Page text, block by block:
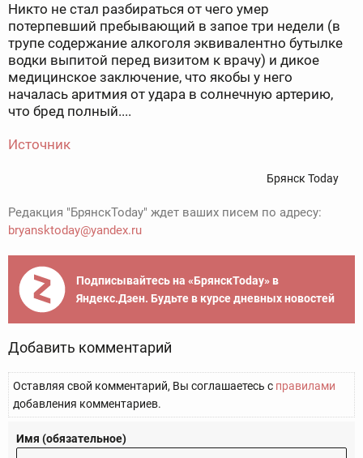
Никто не стал разбираться от чего умер
потерпевший пребывающий в запое три недели (в
трупе содержание алкоголя эквивалентно бутылке
водки выпитой перед визитом к врачу) и дикое
медицинское заключение, что якобы у него
началась аритмия от удара в солнечную артерию,
что бред полный....
Источник
Брянск Today
Редакция "БрянскToday" ждет ваших писем по адресу:
bryansktoday@yandex.ru
Подписывайтесь на «БрянскToday» в
Яндекс.Дзен. Будьте в курсе дневных новостей
Добавить комментарий
Оставляя свой комментарий, Вы соглашаетесь с правилами
добавления комментариев.
Имя (обязательное)